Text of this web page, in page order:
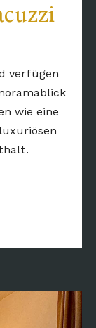
verfügen
wie eine